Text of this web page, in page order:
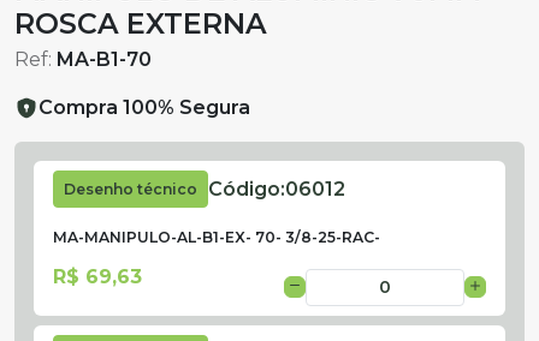
ROSCA EXTERNA
Ref: MA-B1-70
Compra 100% Segura
Desenho técnico Código:06012
MA-MANIPULO-AL-B1-EX- 70- 3/8-25-RAC-
R$ 69,63